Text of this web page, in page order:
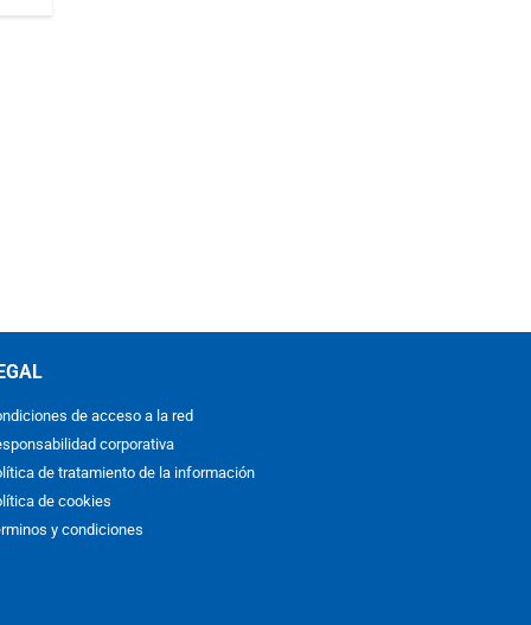
de acceso a la red
corporativa
de tratamiento de la información
de cookies
y condiciones